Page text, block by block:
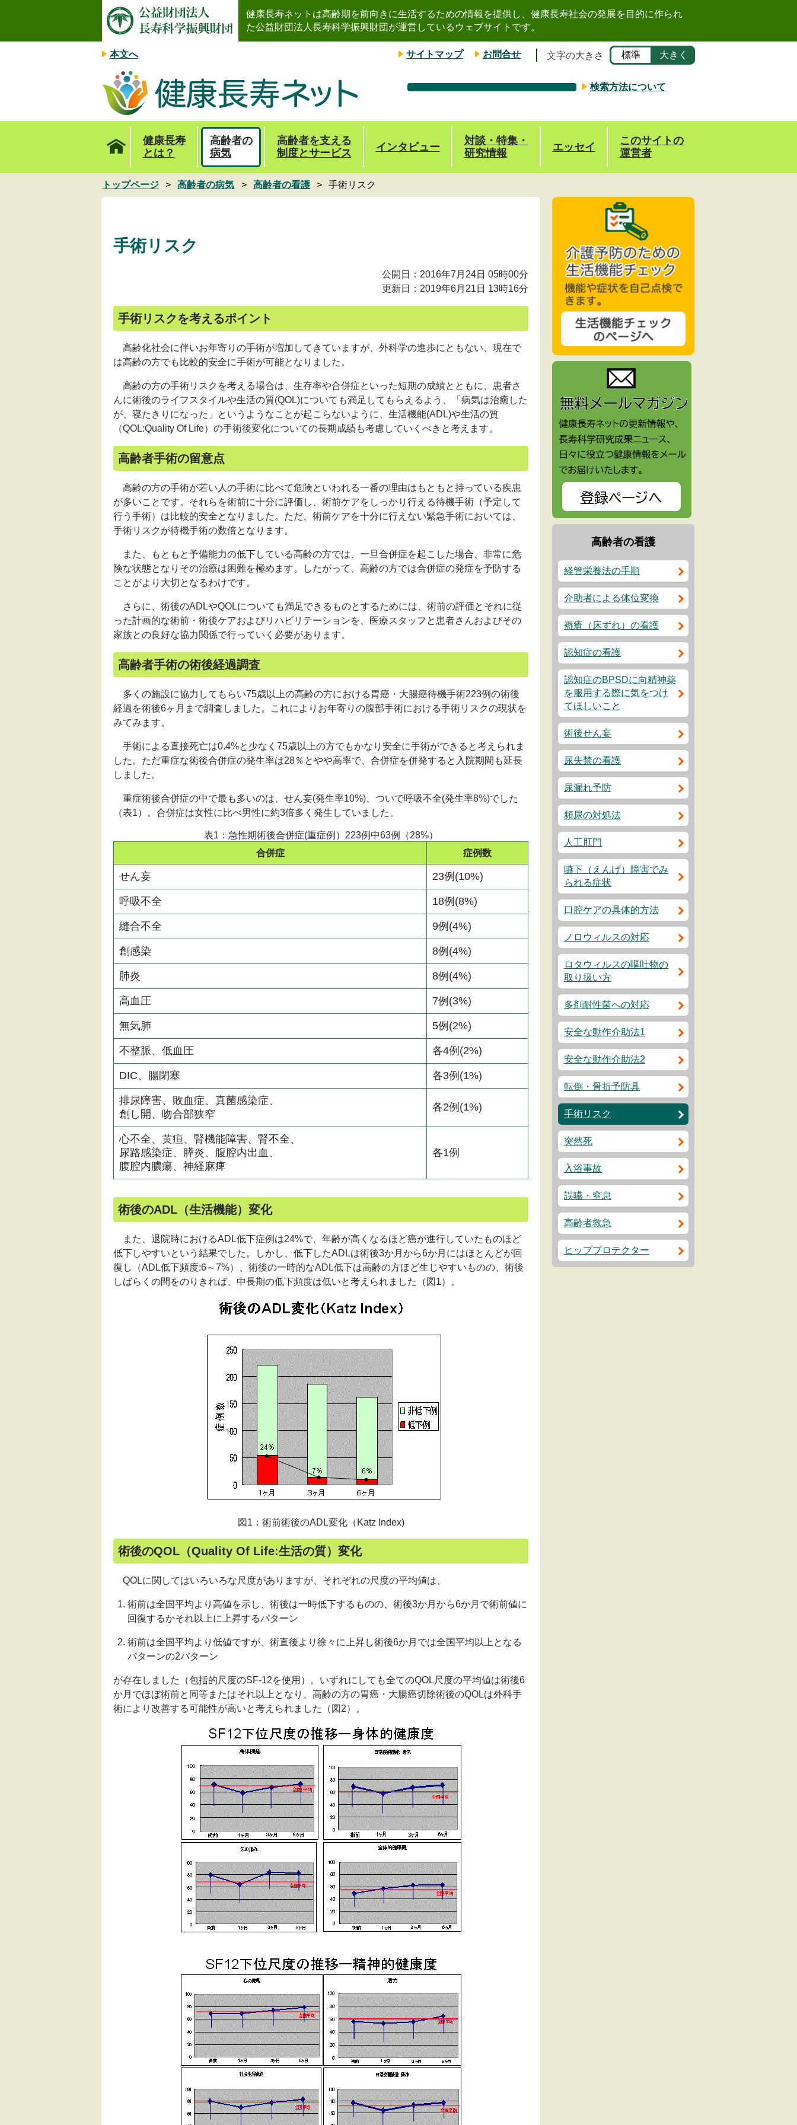
本文へ サイトマップ お問合せ 文字の大きさ 標準 大きく
検索方法について
健康長寿ネットは高齢期を前向きに生活するための情報を提供し、健康長寿社会の発展を目的に作られ
た公益財団法人長寿科学振興財団が運営しているウェブサイトです。
健康長寿
とは？
高齢者の
病気
高齢者を支える
制度とサービス
インタビュー
対談・特集・
研究情報
エッセイ
このサイトの
運営者
トップページ 高齢者の病気 高齢者の看護 手術リスク
手術リスク
公開日：2016年7月24日 05時00分
更新日：2019年6月21日 13時16分
手術リスクを考えるポイント
高齢化社会に伴いお年寄りの手術が増加してきていますが、外科学の進歩にともない、現在で
は高齢の方でも比較的安全に手術が可能となりました。
高齢の方の手術リスクを考える場合は、生存率や合併症といった短期の成績とともに、患者さ
んに術後のライフスタイルや生活の質(QOL)についても満足してもらえるよう、「病気は治癒した
が、寝たきりになった」というようなことが起こらないように、生活機能(ADL)や生活の質
（QOL:Quality Of Life）の手術後変化についての長期成績も考慮していくべきと考えます。
高齢者手術の留意点
高齢の方の手術が若い人の手術に比べて危険といわれる一番の理由はもともと持っている疾患
が多いことです。それらを術前に十分に評価し、術前ケアをしっかり行える待機手術（予定して
行う手術）は比較的安全となりました。ただ、術前ケアを十分に行えない緊急手術においては、
手術リスクが待機手術の数倍となります。
また、もともと予備能力の低下している高齢の方では、一旦合併症を起こした場合、非常に危
険な状態となりその治療は困難を極めます。したがって、高齢の方では合併症の発症を予防する
ことがより大切となるわけです。
さらに、術後のADLやQOLについても満足できるものとするためには、術前の評価とそれに従
った計画的な術前・術後ケアおよびリハビリテーションを、医療スタッフと患者さんおよびその
家族との良好な協力関係で行っていく必要があります。
高齢者手術の術後経過調査
多くの施設に協力してもらい75歳以上の高齢の方における胃癌・大腸癌待機手術223例の術後
経過を術後6ヶ月まで調査しました。これによりお年寄りの腹部手術における手術リスクの現状を
みてみます。
手術による直接死亡は0.4%と少なく75歳以上の方でもかなり安全に手術ができると考えられま
した。ただ重症な術後合併症の発生率は28％とやや高率で、合併症を併発すると入院期間も延長
しました。
重症術後合併症の中で最も多いのは、せん妄(発生率10%)、ついで呼吸不全(発生率8%)でした
（表1）。合併症は女性に比べ男性に約3倍多く発生していました。
表1：急性期術後合併症(重症例）223例中63例（28%）
合併症
症例数
せん妄 23例(10%)
呼吸不全 18例(8%)
縫合不全 9例(4%)
創感染 8例(4%)
肺炎 8例(4%)
高血圧 7例(3%)
無気肺 5例(2%)
不整脈、低血圧 各4例(2%)
DIC、腸閉塞 各3例(1%)
排尿障害、敗血症、真菌感染症、
創し開、吻合部狭窄
各2例(1%)
心不全、黄疸、腎機能障害、腎不全、
尿路感染症、膵炎、腹腔内出血、
腹腔内膿瘍、神経麻痺
各1例
術後のADL（生活機能）変化
また、退院時におけるADL低下症例は24%で、年齢が高くなるほど癌が進行していたものほど
低下しやすいという結果でした。しかし、低下したADLは術後3か月から6か月にはほとんどが回
復し（ADL低下頻度:6～7%）、術後の一時的なADL低下は高齢の方ほど生じやすいものの、術後
しばらくの間をのりきれば、中長期の低下頻度は低いと考えられました（図1）。
図1：術前術後のADL変化（ Katz Index)
術後のQOL（Quality Of Life:生活の質）変化
QOLに関してはいろいろな尺度がありますが、それぞれの尺度の平均値は、
術前は全国平均より高値を示し、術後は一時低下するものの、術後3か月から6か月で術前値に
回復するかそれ以上に上昇するパターン
術前は全国平均より低値ですが、術直後より徐々に上昇し術後6か月では全国平均以上となる
パターンの2パターン
が存在しました（包括的尺度のSF-12を使用）。いずれにしても全てのQOL尺度の平均値は術後6
か月でほぼ術前と同等またはそれ以上となり、高齢の方の胃癌・大腸癌切除術後のQOLは外科手
術により改善する可能性が高いと考えられました（図2）。
高齢者の看護
経管栄養法の手順
介助者による体位変換
褥瘡（床ずれ）の看護
認知症の看護
認知症のBPSDに向精神薬
を服用する際に気をつけ
てほしいこと
術後せん妄
尿失禁の看護
尿漏れ予防
頻尿の対処法
人工肛門
嚥下（えんげ）障害でみ
られる症状
口腔ケアの具体的方法
ノロウィルスの対応
ロタウィルスの嘔吐物の
取り扱い方
多剤耐性菌への対応
安全な動作介助法1
安全な動作介助法2
転倒・骨折予防具
手術リスク
突然死
入浴事故
誤嚥・窒息
高齢者救急
ヒッププロテクター